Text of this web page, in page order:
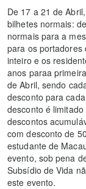
De 17 a 21 de
bilhetes normais:
normais para a
para os portadores
inteiro e os
anos paraa
de Abril, sendo
desconto para
desconto é
descontos
com desconto de
estudante de
evento, sob pena
Subsídio de Vida
este evento.